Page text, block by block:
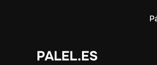
PALEL.ES